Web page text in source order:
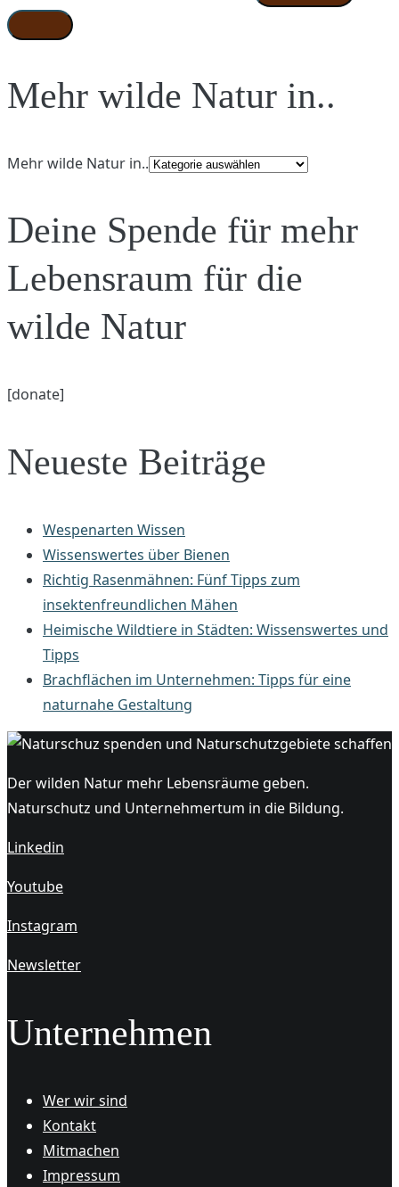
Mehr wilde Natur in..
Mehr wilde Natur in..
Deine Spende für mehr
Lebensraum für die
wilde Natur
[donate]
Neueste Beiträge
Wespenarten Wissen
Wissenswertes über Bienen
Richtig Rasenmähnen: Fünf Tipps zum
insektenfreundlichen Mähen
Heimische Wildtiere in Städten: Wissenswertes und
Tipps
Brachflächen im Unternehmen: Tipps für eine
naturnahe Gestaltung
Der wilden Natur mehr Lebensräume geben.
Naturschutz und Unternehmertum in die Bildung.
Linkedin
Youtube
Instagram
Newsletter
Unternehmen
Wer wir sind
Kontakt
Mitmachen
Impressum